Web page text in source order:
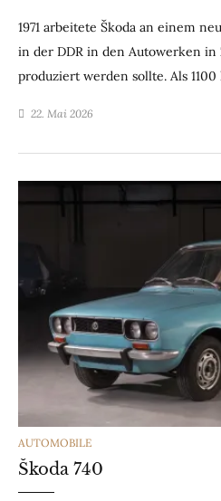
1971 arbeitete Škoda an einem
in der DDR in den Autowerken in
produziert werden sollte. Als
22. Mai 2026
CATEGORIES
AUTOMOBILE
Škoda 740